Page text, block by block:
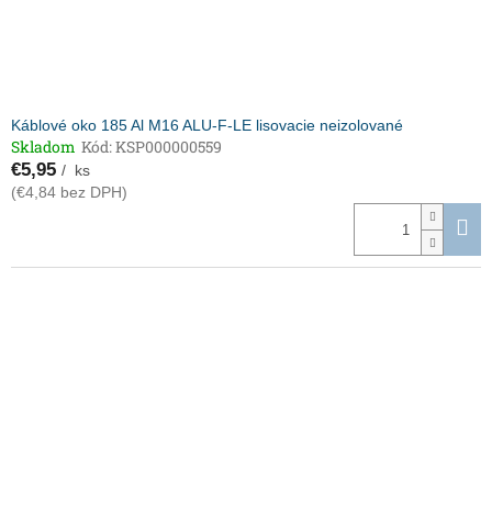
Káblové oko 185 Al M16 ALU-F-LE lisovacie neizolované
Skladom Kód:KSP000000559
€5,95 / ks
(€4,84 bez DPH)